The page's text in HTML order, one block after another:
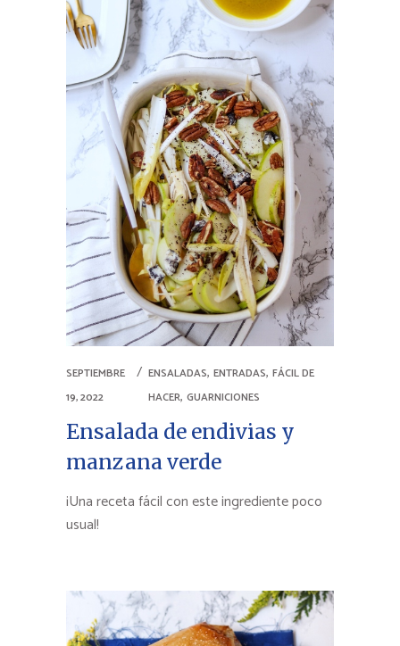
SEPTIEMBRE
19, 2022
ENSALADAS,ENTRADAS,FÁCIL DE
HACER,GUARNICIONES
Ensalada de endivias y
manzana verde
¡Una receta fácil con este ingrediente poco
usual!